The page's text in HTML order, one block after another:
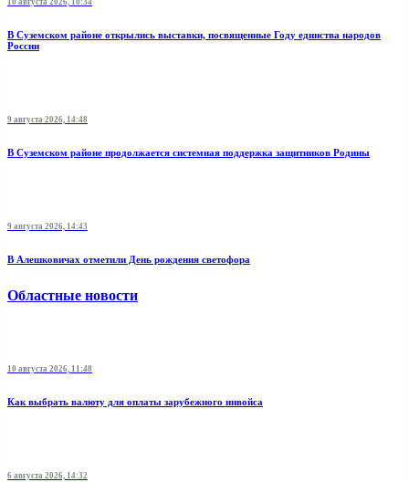
10 августа 2026, 10:34
В Суземском районе открылись выставки, посвященные Году единства народов
России
9 августа 2026, 14:48
В Суземском районе продолжается системная поддержка защитников Родины
9 августа 2026, 14:43
В Алешковичах отметили День рождения светофора
Областные новости
10 августа 2026, 11:48
Как выбрать валюту для оплаты зарубежного инвойса
6 августа 2026, 14:32